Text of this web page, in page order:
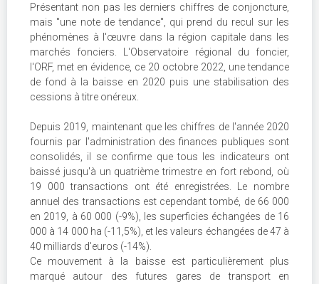
Présentant non pas les derniers chiffres de conjoncture,
mais "une note de tendance", qui prend du recul sur les
phénomènes à l'œuvre dans la région capitale dans les
marchés fonciers. L'Observatoire régional du foncier,
l'ORF, met en évidence, ce 20 octobre 2022, une tendance
de fond à la baisse en 2020 puis une stabilisation des
cessions à titre onéreux.
Depuis 2019, maintenant que les chiffres de l'année 2020
fournis par l'administration des finances publiques sont
consolidés, il se confirme que tous les indicateurs ont
baissé jusqu'à un quatrième trimestre en fort rebond, où
19 000 transactions ont été enregistrées. Le nombre
annuel des transactions est cependant tombé, de 66 000
en 2019, à 60 000 (-9%), les superficies échangées de 16
000 à 14 000 ha (-11,5%), et les valeurs échangées de 47 à
40 milliards d'euros (-14%).
Ce mouvement à la baisse est particulièrement plus
marqué autour des futures gares de transport en